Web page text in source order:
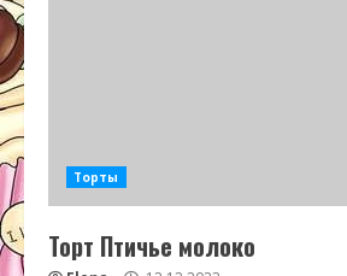
Торты
Торт Птичье молоко